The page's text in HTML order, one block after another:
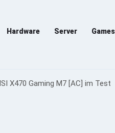
Hardware Server Games
X470 Gaming M7 [AC] im Test